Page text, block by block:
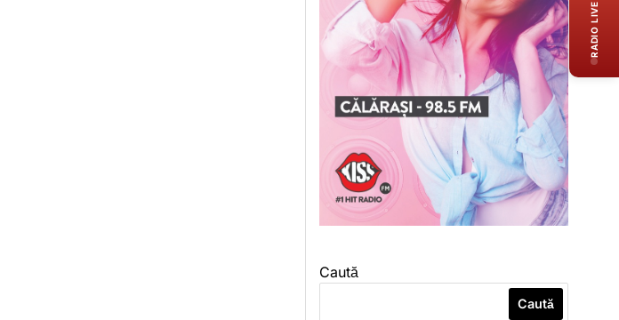
Caută
Caută
RADIO LIVE